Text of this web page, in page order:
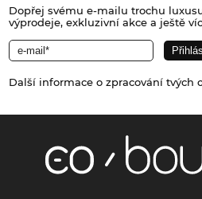
Dopřej svému e-mailu trochu
výprodeje, exkluzivní akce a ještě
Další informace o zpracování tvých